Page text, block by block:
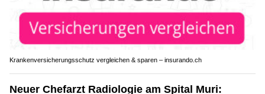
Krankenversicherungsschutz vergleichen & sparen – insurando.ch
Neuer Chefarzt Radiologie am Spital Muri: